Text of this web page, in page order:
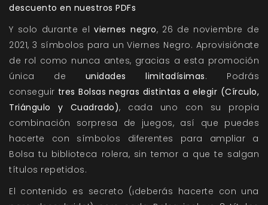
descuento en nuestros PDFs
Y solo durante elviernes negro, 26 de noviembre de
2021, 3 símbolos para un Viernes Negro. Aprovisiónate
de rol como nunca antes, gracias a esta promoción
única de unidades limitadísimas. Podrás
conseguir tres Bolsas negras distintas a elegir (Círculo,
Triángulo y Cuadrado), cada uno con su propia
combinación sorpresa de juegos, así que puedes
hacerte con símbolos diferentes para ampliar a
Bolsa tu biblioteca rolera, sin temor a que te salgan
títulos repetidos.
El contenido es secreto (¡deberás hacerte con una